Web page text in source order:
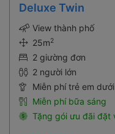
Deluxe Twin
View thành phố
25m2
2 giường đơn
2 người lớn
Miễn phí trẻ em
Miễn phí bữa sáng
Tặng gói ưu đãi đặt